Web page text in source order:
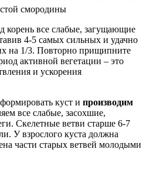
смородины
корень все слабые, загущающие
4-5 самых сильных и удачно
на 1/3. Повторно прищипните
активной вегетации – это
и ускорения
куст и производим
все слабые, засохшие,
Скелетные ветви старше 6-7
У взрослого куста должна
части старых ветвей молодыми